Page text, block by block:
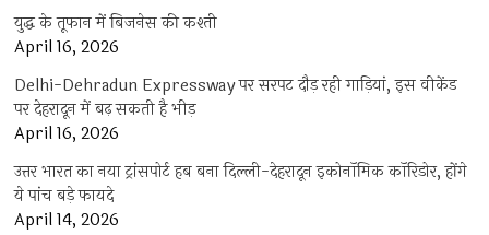
युद्ध के तूफान में बिजनेस की कश्ती
April 16, 2026
Delhi-Dehradun Expressway पर सरपट दौड़ रही गाड़ियां, इस वीकेंड
पर देहरादून में बढ़ सकती है भीड़
April 16, 2026
उत्तर भारत का नया ट्रांसपोर्ट हब बना दिल्ली-देहरादून इकोनॉमिक कॉरिडोर, होंगे
ये पांच बड़े फायदे
April 14, 2026